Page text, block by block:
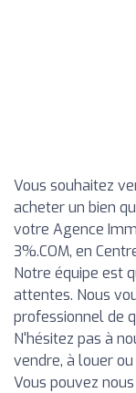
Vous souhaitez
acheter un bien
votre Agence
3%.COM, en
Notre équipe est
attentes. Nous
professionnel de
N'hésitez pas à
vendre, à louer ou
Vous pouvez